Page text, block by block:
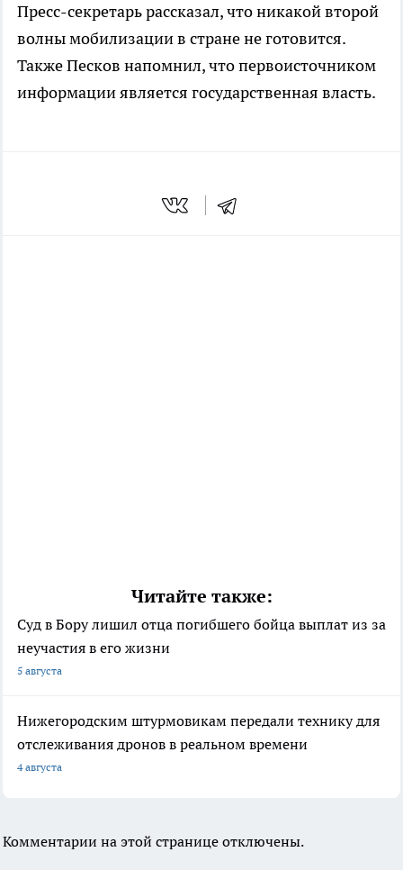
Пресс-секретарь рассказал, что никакой второй
волны мобилизации в стране не готовится.
Также Песков напомнил, что первоисточником
информации является государственная власть.
Читайте также:
Суд в Бору лишил отца погибшего бойца выплат из за
неучастия в его жизни
5 августа
Нижегородским штурмовикам передали технику для
отслеживания дронов в реальном времени
4 августа
Комментарии на этой странице отключены.